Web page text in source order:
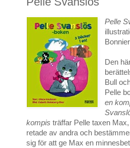
Pelle
Den
Bull
Pelle
en
kompis träffar Pelle taxen
retade av andra och
sig för att ge Max en